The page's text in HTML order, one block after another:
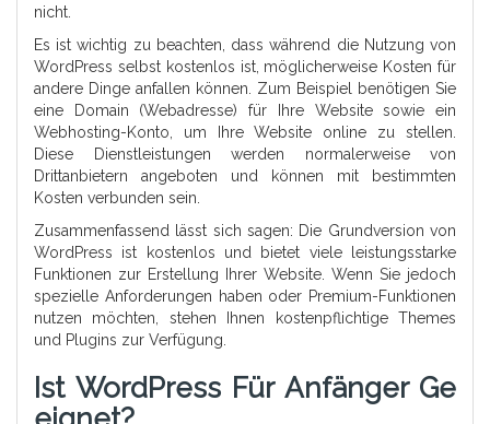
nicht.
Es ist wichtig zu beachten, dass während die Nutzung von
WordPress selbst kostenlos ist, möglicherweise Kosten für
andere Dinge anfallen können. Zum Beispiel benötigen Sie
eine Domain (Webadresse) für Ihre Website sowie ein
Webhosting-Konto, um Ihre Website online zu stellen.
Diese Dienstleistungen werden normalerweise von
Drittanbietern angeboten und können mit bestimmten
Kosten verbunden sein.
Zusammenfassend lässt sich sagen: Die Grundversion von
WordPress ist kostenlos und bietet viele leistungsstarke
Funktionen zur Erstellung Ihrer Website. Wenn Sie jedoch
spezielle Anforderungen haben oder Premium-Funktionen
nutzen möchten, stehen Ihnen kostenpflichtige Themes
und Plugins zur Verfügung.
Ist WordPress Für Anfänger Ge